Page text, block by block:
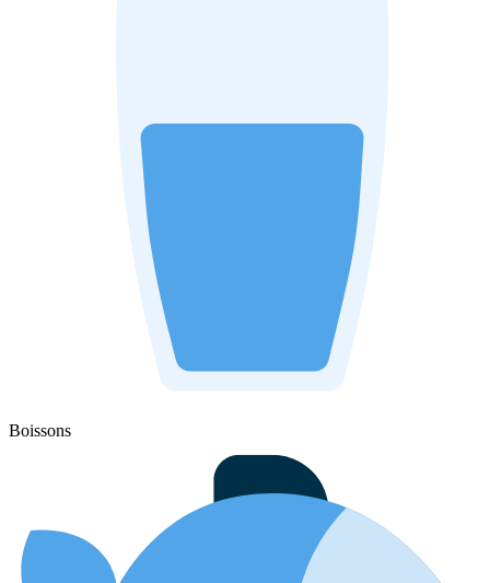
Boissons